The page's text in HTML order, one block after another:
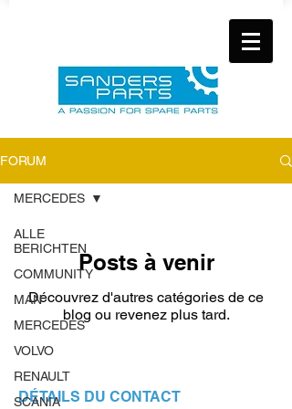
FORUM
ALLE
BERICHTEN
COMMUNITY
MAN
MERCEDES
VOLVO
RENAULT
SCANIA
MERCEDES
Posts à venir
Découvrez d'autres catégories de ce
blog ou revenez plus tard.
DÉTAILS DU CONTACT